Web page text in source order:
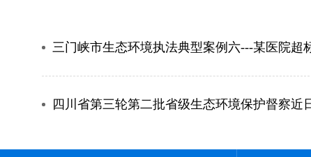
三门峡市生态环境执法典型案例六---某医院超
四川省第三轮第二批省级生态环境保护督察近